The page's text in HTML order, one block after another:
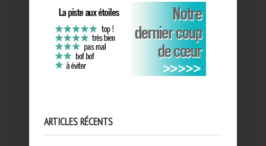
ARTICLES RÉCENTS